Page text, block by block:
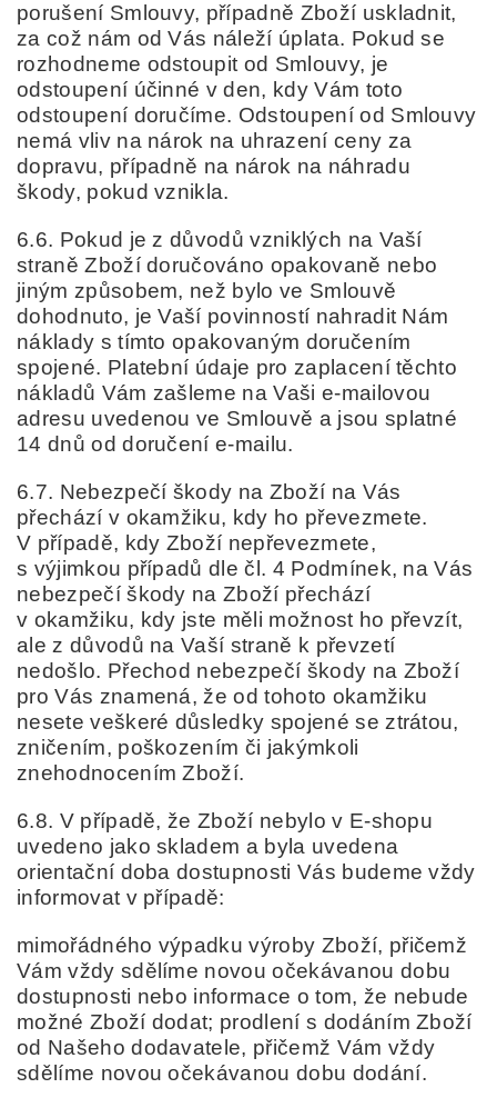
porušení Smlouvy, případně Zboží uskladnit,
za což nám od Vás náleží úplata. Pokud se
rozhodneme odstoupit od Smlouvy, je
odstoupení účinné v den, kdy Vám toto
odstoupení doručíme. Odstoupení od Smlouvy
nemá vliv na nárok na uhrazení ceny za
dopravu, případně na nárok na náhradu
škody, pokud vznikla.
6.6. Pokud je z důvodů vzniklých na Vaší
straně Zboží doručováno opakovaně nebo
jiným způsobem, než bylo ve Smlouvě
dohodnuto, je Vaší povinností nahradit Nám
náklady s tímto opakovaným doručením
spojené. Platební údaje pro zaplacení těchto
nákladů Vám zašleme na Vaši e-mailovou
adresu uvedenou ve Smlouvě a jsou splatné
14 dnů od doručení e-mailu.
6.7. Nebezpečí škody na Zboží na Vás
přechází v okamžiku, kdy ho převezmete.
V případě, kdy Zboží nepřevezmete,
s výjimkou případů dle čl. 4 Podmínek, na Vás
nebezpečí škody na Zboží přechází
v okamžiku, kdy jste měli možnost ho převzít,
ale z důvodů na Vaší straně k převzetí
nedošlo. Přechod nebezpečí škody na Zboží
pro Vás znamená, že od tohoto okamžiku
nesete veškeré důsledky spojené se ztrátou,
zničením, poškozením či jakýmkoli
znehodnocením Zboží.
6.8. V případě, že Zboží nebylo v E-shopu
uvedeno jako skladem a byla uvedena
orientační doba dostupnosti Vás budeme vždy
informovat v případě:
mimořádného výpadku výroby Zboží, přičemž
Vám vždy sdělíme novou očekávanou dobu
dostupnosti nebo informace o tom, že nebude
možné Zboží dodat; prodlení s dodáním Zboží
od Našeho dodavatele, přičemž Vám vždy
sdělíme novou očekávanou dobu dodání.